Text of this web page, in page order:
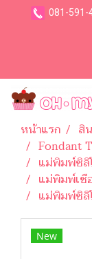
081-591-
หน้าแรก
สิ
Fondant
แม่พิมพ์ซิลิ
แม่พิมพ์เชื
แม่พิมพ์ซิลิ
New